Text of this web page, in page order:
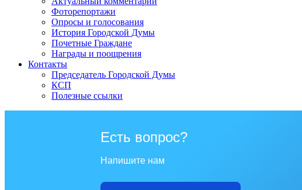
Фоторепортажи
Опросы и голосования
История Городской Думы
Почетные Граждане
Награды и поощрения
Контакты
Председатель Городской Думы
КСП
Полезные ссылки
Есть вопрос?
Напишите нам